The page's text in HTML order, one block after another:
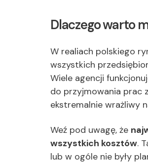
Dlaczego warto
W realiach polskiego
wszystkich
Wiele agencji
do przyjmowania prac
ekstremalnie wrażliwy
Weź pod uwagę, że
wszystkich kosztów.
lub w ogóle nie były